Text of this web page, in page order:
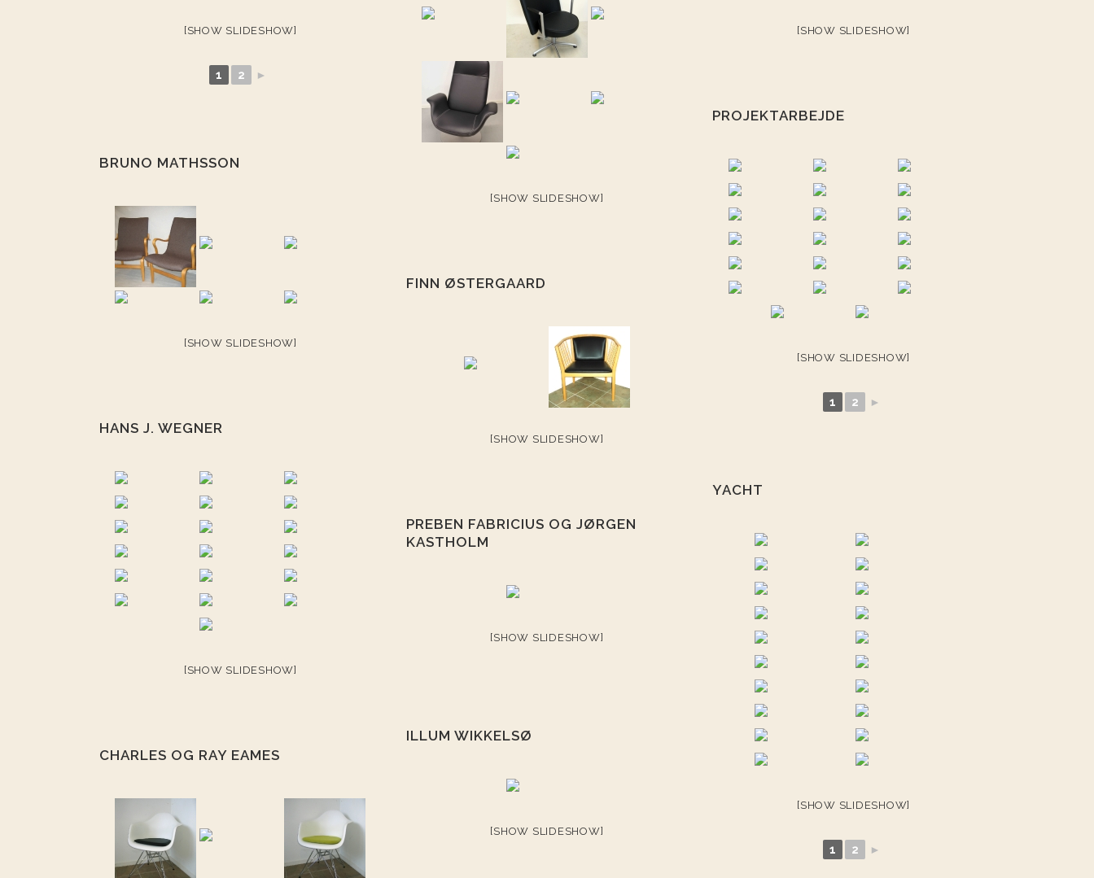
[SHOW SLIDESHOW]
1 2 ►
BRUNO MATHSSON
[SHOW SLIDESHOW]
HANS J. WEGNER
[SHOW SLIDESHOW]
CHARLES OG RAY EAMES
[SHOW SLIDESHOW]
FINN ØSTERGAARD
[SHOW SLIDESHOW]
PREBEN FABRICIUS OG JØRGEN
KASTHOLM
[SHOW SLIDESHOW]
ILLUM WIKKELSØ
[SHOW SLIDESHOW]
[SHOW SLIDESHOW]
PROJEKTARBEJDE
[SHOW SLIDESHOW]
1 2 ►
YACHT
[SHOW SLIDESHOW]
1 2 ►